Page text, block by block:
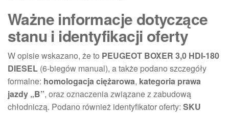
Ważne informacje dotyczące
stanu i identyfikacji oferty
W opisie wskazano, że to PEUGEOT BOXER 3,0 HDI-180
DIESEL (6-biegów manual), a także podano szczegóły
formalne: homologacja ciężarowa, kategoria prawa
jazdy „B”, oraz oznaczenia związane z zabudową
chłodniczą. Podano również identyfikator oferty: SKU